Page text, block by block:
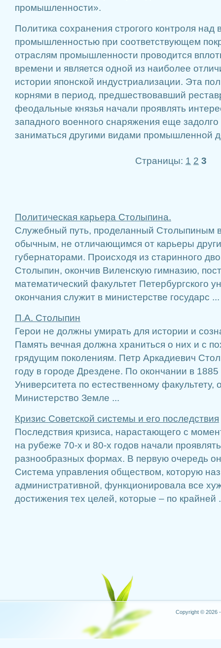
промышленности».
Политика сохранения строгого контроля над
промышленностью при соответствующем
отраслям промышленности проводится
времени и является одной из наиболее
истории японской индустриализации. Эта
корнями в период, предшествовавший
феодальные князья начали проявлять
западного военного снаряжения еще
заниматься другими видами промышленной
Страницы: 1 2 3
Политическая карьера Столыпина.
Служебный путь, проделанный Столыпиным
обычным, не отличающимся от карьеры
губернаторами. Происходя из старинного
Столыпин, окончив Виленскую гимназию,
математический факультет Петербургского
окончания служит в министерстве государс ...
П.А. Столыпин
Герои не должны умирать для истории и
Память вечная должна храниться о них и с
грядущим поколениям. Петр Аркадиевич
году в городе Дрездене. По окончании в 1885
Университета по естественному факультету,
Министерство Земле ...
Кризис Советской системы и его последствия
Последствия кризиса, нарастающего с
на рубеже 70-х и 80-х годов начали
разнообразных формах. В первую очередь
Система управления обществом, которую
административной, функционировала все
достижения тех целей, которые – по крайней
Copyright © 2026